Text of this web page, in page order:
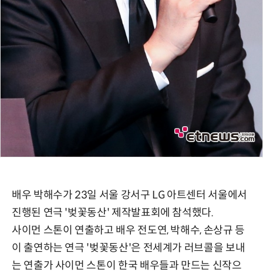
배우 박해수가 23일 서울 강서구 LG 아트센터 서울에서
진행된 연극 '벚꽃동산' 제작발표회에 참석했다.
사이먼 스톤이 연출하고 배우 전도연, 박해수, 손상규 등
이 출연하는 연극 '벚꽃동산'은 전세계가 러브콜을 보내
는 연출가 사이먼 스톤이 한국 배우들과 만드는 신작으